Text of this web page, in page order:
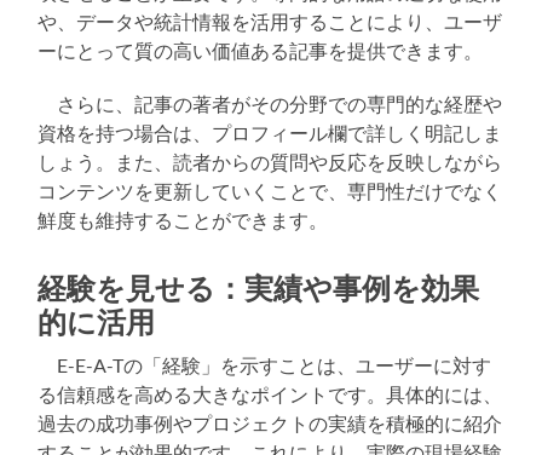
や、データや統計情報を活用することにより、ユーザ
ーにとって質の高い価値ある記事を提供できます。
さらに、記事の著者がその分野での専門的な経歴や
資格を持つ場合は、プロフィール欄で詳しく明記しま
しょう。また、読者からの質問や反応を反映しながら
コンテンツを更新していくことで、専門性だけでなく
鮮度も維持することができます。
経験を見せる：実績や事例を効果
的に活用
E-E-A-Tの「経験」を示すことは、ユーザーに対す
る信頼感を高める大きなポイントです。具体的には、
過去の成功事例やプロジェクトの実績を積極的に紹介